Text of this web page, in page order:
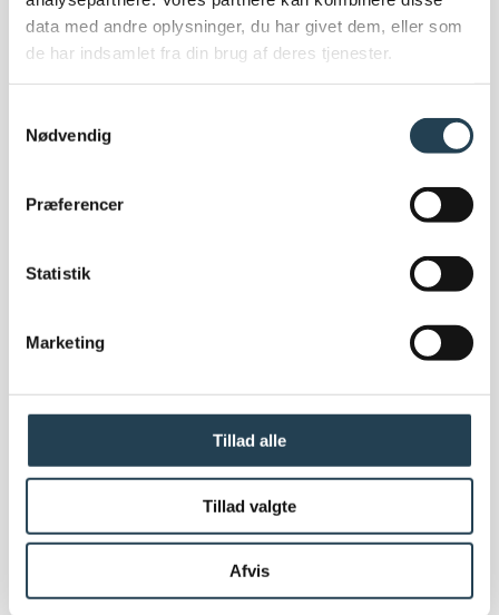
data med andre oplysninger, du har givet dem, eller som
de har indsamlet fra din brug af deres tjenester.
Nødvendig
Præferencer
Statistik
Marketing
Tillad alle
Tillad valgte
Afvis
Bæredygtighed
EPD
Bygningscertificeringer
Corporate Social Responsibility (CSR) politik
FN Verdensmål
Om os
Om os
Medarbejdere
Ledige stillinger